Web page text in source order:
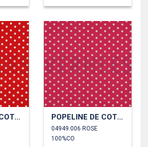
POPELINE DE COTON POINTS POPELINE DE COTON POINTS
04949.006 ROSE
100%CO